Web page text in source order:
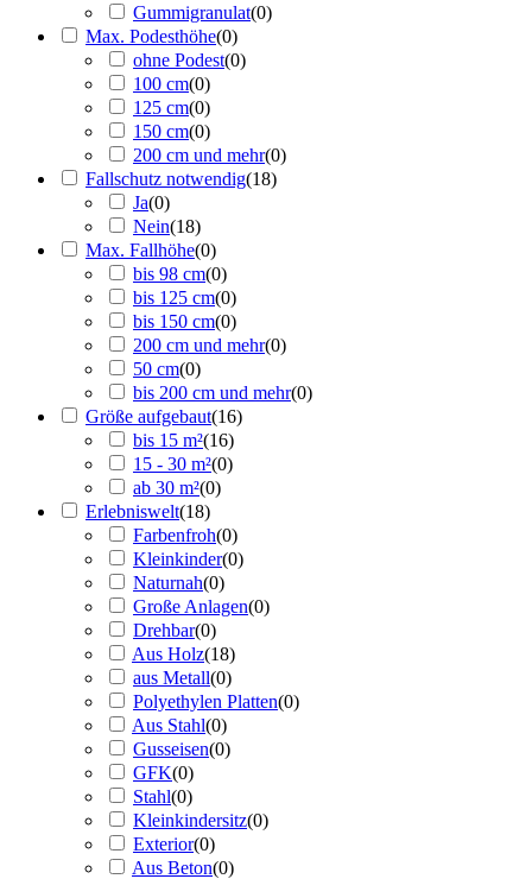
Gummigranulat(0)
Max. Podesthöhe(0)
ohne Podest(0)
100 cm(0)
125 cm(0)
150 cm(0)
200 cm und mehr(0)
Fallschutz notwendig(18)
Ja(0)
Nein(18)
Max. Fallhöhe(0)
bis 98 cm(0)
bis 125 cm(0)
bis 150 cm(0)
200 cm und mehr(0)
50 cm(0)
bis 200 cm und mehr(0)
Größe aufgebaut(16)
bis 15 m²(16)
15 - 30 m²(0)
ab 30 m²(0)
Erlebniswelt(18)
Farbenfroh(0)
Kleinkinder(0)
Naturnah(0)
Große Anlagen(0)
Drehbar(0)
Aus Holz(18)
aus Metall(0)
Polyethylen Platten(0)
Aus Stahl(0)
Gusseisen(0)
GFK(0)
Stahl(0)
Kleinkindersitz(0)
Exterior(0)
Aus Beton(0)